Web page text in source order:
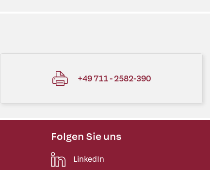
+49 711 - 2582-390
Folgen Sie uns
LinkedIn